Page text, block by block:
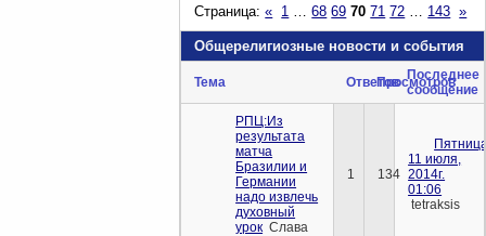
Общерелигиозные новости и события
Страница:« 1 68 69 70 71 72 143 »
Тема ОтветовПросмотров
Последнее
сообщение
РПЦ:Из
результата
матча
Бразилии и
Германии
надо извлечь
духовный
урок Слава
1 134
11 июля,
2014г.
01:06
tetraksis